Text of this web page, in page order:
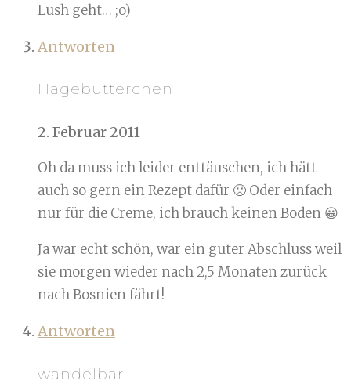
Lush geht… ;o)
Antworten
Hagebutterchen
2. Februar 2011
Oh da muss ich leider enttäuschen, ich hätt
auch so gern ein Rezept dafür 🙁 Oder einfach
nur für die Creme, ich brauch keinen Boden 😀
Ja war echt schön, war ein guter Abschluss weil
sie morgen wieder nach 2,5 Monaten zurück
nach Bosnien fährt!
Antworten
wandelbar